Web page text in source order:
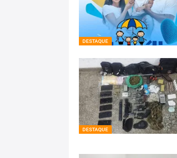
DESTAQUE
DESTAQUE